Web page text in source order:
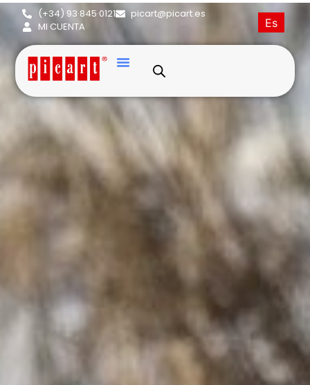
(+34) 93·845·0121
picart@picart.es
MI CUENTA
Es
Bichón Frisé